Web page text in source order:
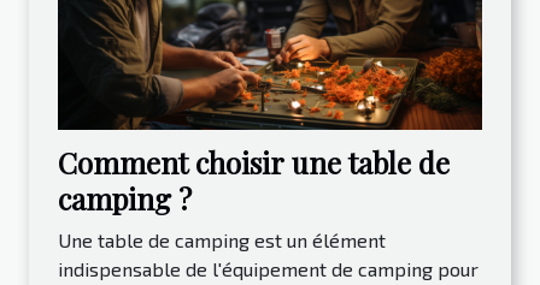
Comment choisir une table de
camping ?
Une table de camping est un élément
indispensable de l'équipement de camping pour